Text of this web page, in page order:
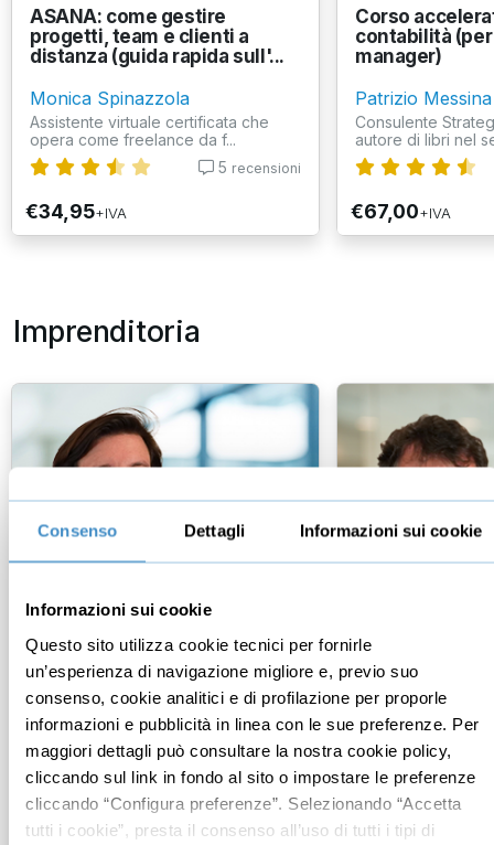
Consenso Dettagli Informazioni sui cookie
Informazioni sui cookie
Questo sito utilizza cookie tecnici per fornirle
un’esperienza di navigazione migliore e, previo suo
consenso, cookie analitici e di profilazione per proporle
informazioni e pubblicità in linea con le sue preferenze. Per
maggiori dettagli può consultare la nostra cookie policy,
cliccando sul link in fondo al sito o impostare le preferenze
cliccando “Configura preferenze”. Selezionando “Accetta
tutti i cookie”, presta il consenso all’uso di tutti i tipi di
ASANA: come gestire
progetti, team e clienti a
distanza (guida rapida sull'...
Monica Spinazzola
Assistente virtuale certificata che
opera come freelance da f...
5 recensioni
€34,95+IVA
Corso
contabilità
manager)
Patrizio Messina
Consulente
autore di libri nel
€67,00+IVA
Imprenditoria
Come creare un business
plan convincente
Mario Rizzola Pasotti
Master in Business Internazionale e
Ingegneria Gestionale, Pa...
Come attrarre,
trattenere
Gianluca
Happily- CEO e
AIDP Liguria-